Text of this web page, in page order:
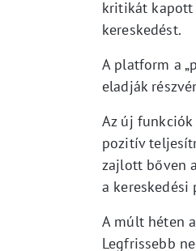
kritikát kapott
kereskedést.
A platform a
eladják
Az új funkciók
pozitív
zajlott bőven
a
A múlt héten
Legfrissebb